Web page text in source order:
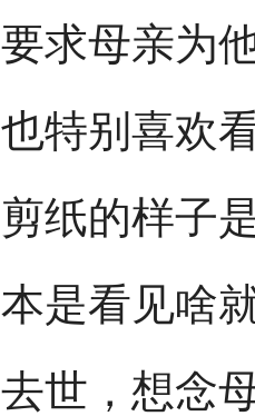
要求母亲为
也特别喜欢
剪纸的样子
本是看见啥
去世，想念